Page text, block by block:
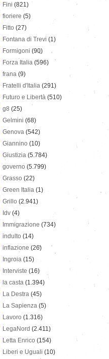
Fini (821)
fioriere (5)
Fitto (27)
Fontana di Trevi (1)
Formigoni (90)
Forza Italia (596)
frana (9)
Fratelli d'Italia (291)
Futuro e Libertà (510)
g8 (25)
Gelmini (68)
Genova (542)
Giannino (10)
Giustizia (5.784)
governo (5.799)
Grasso (22)
Green Italia (1)
Grillo (2.941)
Idv (4)
Immigrazione (734)
indulto (14)
inflazione (26)
Ingroia (15)
Interviste (16)
la casta (1.394)
La Destra (45)
La Sapienza (5)
Lavoro (1.316)
LegaNord (2.411)
Letta Enrico (154)
Liberi e Uguali (10)